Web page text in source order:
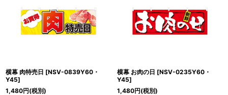
横幕 肉特売日 [NSV-0839Y60・
Y45]
1,480円(税別)
横幕 お肉の日 [NSV-0235Y60・
Y45]
1,480円(税別)